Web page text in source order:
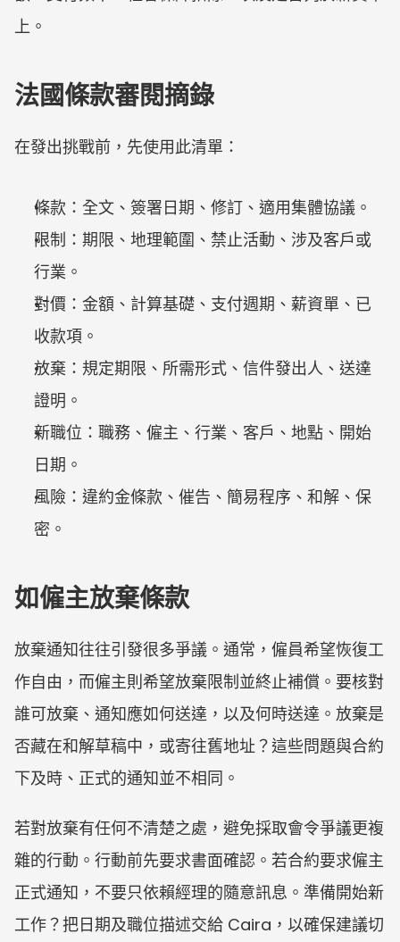
上。
法國條款審閱摘錄
在發出挑戰前，先使用此清單：
條款：全文、簽署日期、修訂、適用集體協議。
限制：期限、地理範圍、禁止活動、涉及客戶或
行業。
對價：金額、計算基礎、支付週期、薪資單、已
收款項。
放棄：規定期限、所需形式、信件發出人、送達
證明。
新職位：職務、僱主、行業、客戶、地點、開始
日期。
風險：違約金條款、催告、簡易程序、和解、保
密。
如僱主放棄條款
放棄通知往往引發很多爭議。通常，僱員希望恢復工
作自由，而僱主則希望放棄限制並終止補償。要核對
誰可放棄、通知應如何送達，以及何時送達。放棄是
否藏在和解草稿中，或寄往舊地址？這些問題與合約
下及時、正式的通知並不相同。
若對放棄有任何不清楚之處，避免採取會令爭議更複
雜的行動。行動前先要求書面確認。若合約要求僱主
正式通知，不要只依賴經理的隨意訊息。準備開始新
工作？把日期及職位描述交給 Caira，以確保建議切